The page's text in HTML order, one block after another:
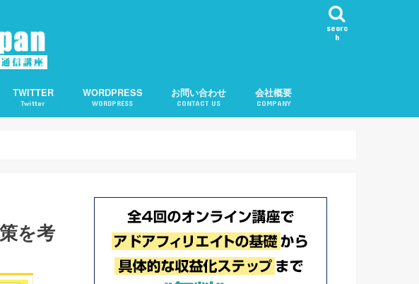
searc
h
TWITTER
Twitter
WORDPRESS
WORDPRESS
お問い合わせ
CONTACT US
会社概要
COMPANY
を考